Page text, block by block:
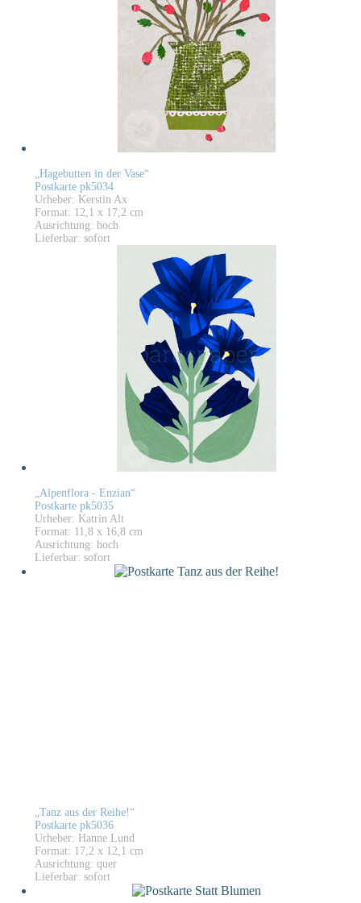
„Hagebutten in der Vase“
Postkarte pk5034
Urheber: Kerstin Ax
Format: 12,1 x 17,2 cm
Ausrichtung: hoch
Lieferbar: sofort
„Alpenflora - Enzian“
Postkarte pk5035
Urheber: Katrin Alt
Format: 11,8 x 16,8 cm
Ausrichtung: hoch
Lieferbar: sofort
„Tanz aus der Reihe!“
Postkarte pk5036
Urheber: Hanne Lund
Format: 17,2 x 12,1 cm
Ausrichtung: quer
Lieferbar: sofort